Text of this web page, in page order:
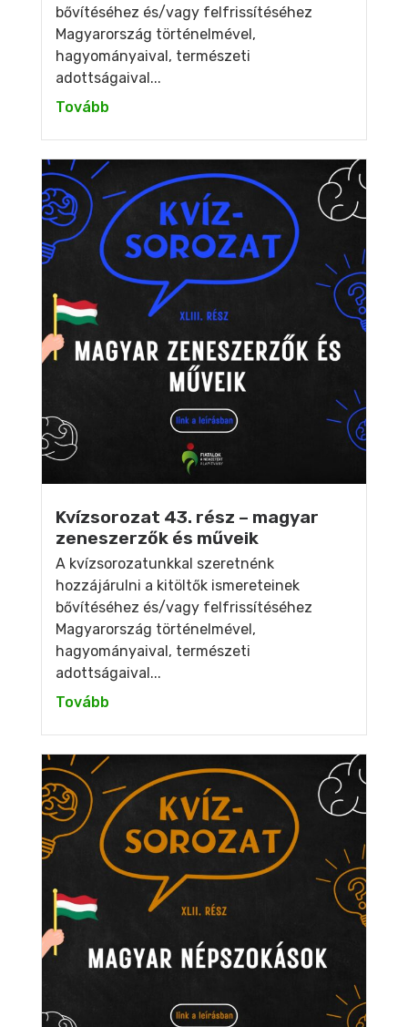
bővítéséhez és/vagy felfrissítéséhez
Magyarország történelmével,
hagyományaival, természeti
adottságaival...
Tovább
Kvízsorozat 43. rész – magyar
zeneszerzők és műveik
A kvízsorozatunkkal szeretnénk
hozzájárulni a kitöltők ismereteinek
bővítéséhez és/vagy felfrissítéséhez
Magyarország történelmével,
hagyományaival, természeti
adottságaival...
Tovább